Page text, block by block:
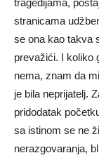
tragedijama,
stranicama
se ona kao takva
prevažići. I koliko
nema, znam da
je bila neprijatelj.
pridodatak
sa istinom se ne
nerazgovaranja,